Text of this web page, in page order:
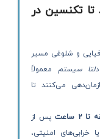
تکنسین در
و شلوغی مسیر
دلتا سیستم معمولاً
می‌کنند تا
پس از
خرابی‌های امنیتی،